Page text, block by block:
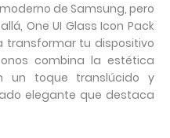
de Samsung, pero
One UI Glass Icon Pack
transformar tu dispositivo
combina la estética
un toque translúcido y
elegante que destaca